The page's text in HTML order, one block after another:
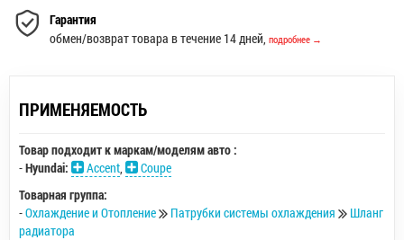
Гарантия
обмен/возврат товара в течение 14 дней, подробнее →
ПРИМЕНЯЕМОСТЬ
Товар подходит к маркам/моделям авто :
-Hyundai: Accent
Coupe
Товарная группа:
-Охлаждение и Отопление Патрубки системы охлаждения
Шланг
радиатора